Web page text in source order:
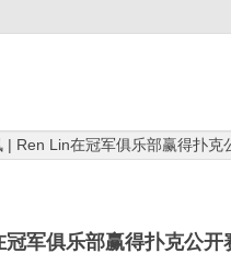
| Ren Lin在冠军俱乐部赢得扑
冠军俱乐部赢得扑克公